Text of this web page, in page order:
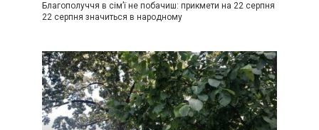
Благополуччя в сім’ї не побачиш: прикмети на 22 серпня
22 серпня значиться в народному